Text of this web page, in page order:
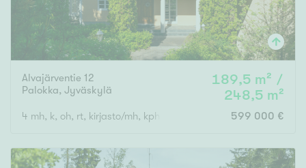
Alvajärventie 12
Palokka, Jyväskylä
189,5 m² /
248,5 m²
4 mh, k, oh, rt, kirjasto/mh, kph x 2, s, khh, 2x erill. wc, 3x vh
599 000 €